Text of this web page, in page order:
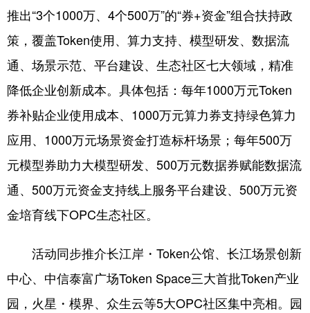
推出“3个1000万、4个500万”的“券+资金”组合扶持政
策，覆盖Token使用、算力支持、模型研发、数据流
通、场景示范、平台建设、生态社区七大领域，精准
降低企业创新成本。具体包括：每年1000万元Token
券补贴企业使用成本、1000万元算力券支持绿色算力
应用、1000万元场景资金打造标杆场景；每年500万
元模型券助力大模型研发、500万元数据券赋能数据流
通、500万元资金支持线上服务平台建设、500万元资
金培育线下OPC生态社区。
活动同步推介长江岸・Token公馆、长江场景创新
中心、中信泰富广场Token Space三大首批Token产业
园，火星・模界、众生云等5大OPC社区集中亮相。园